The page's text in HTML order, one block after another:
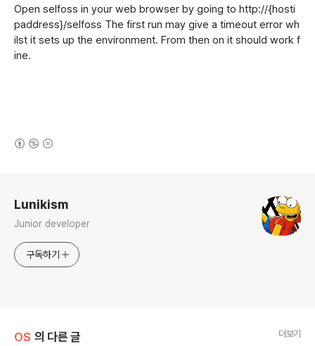
Open selfoss in your web browser by going to http://{hosti
paddress}/selfoss The first run may give a timeout error wh
ilst it sets up the environment. From then on it should work f
ine.
Lunikism
Junior developer
구독하기
OS 의 다른 글 더보기